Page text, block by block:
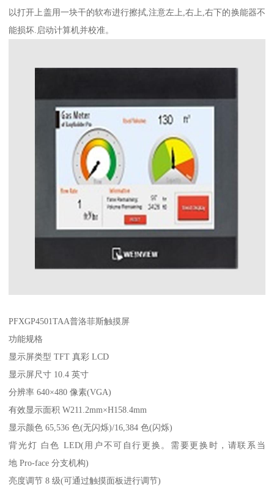
以打开上盖用一块干的软布进行擦拭,注意左上,右上,右下的换能器不
能损坏.启动计算机并校准。
PFXGP4501TAA普洛菲斯触摸屏
功能规格
显示屏类型 TFT 真彩 LCD
显示屏尺寸 10.4 英寸
分辨率 640×480 像素(VGA)
有效显示面积 W211.2mm×H158.4mm
显示颜色 65,536 色(无闪烁)/16,384 色(闪烁)
背光灯 白色 LED(用户不可自行更换。需要更换时，请联系当
地 Pro-face 分支机构)
亮度调节 8 级(可通过触摸面板进行调节)